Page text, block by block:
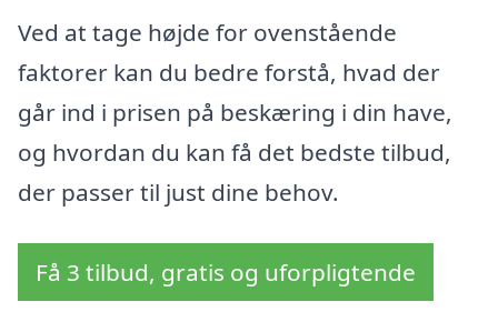
Ved at tage højde for ovenstående
faktorer kan du bedre forstå, hvad der
går ind i prisen på beskæring i din have,
og hvordan du kan få det bedste tilbud,
der passer til just dine behov.
Få 3 tilbud, gratis og uforpligtende